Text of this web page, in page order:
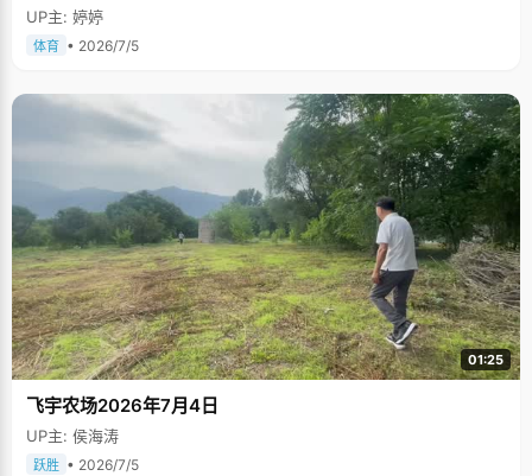
UP主: 婷婷
体育 • 2026/7/5
01:25
飞宇农场2026年7月4日
UP主: 侯海涛
跃胜 • 2026/7/5